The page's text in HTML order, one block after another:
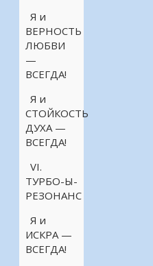
Я и
ВЕРНОСТЬ
ЛЮБВИ
—
ВСЕГДА!
Я и
СТОЙКОСТЬ
ДУХА —
ВСЕГДА!
VI.
ТУРБО-Ы-
РЕЗОНАНС
Я и
ИСКРА —
ВСЕГДА!